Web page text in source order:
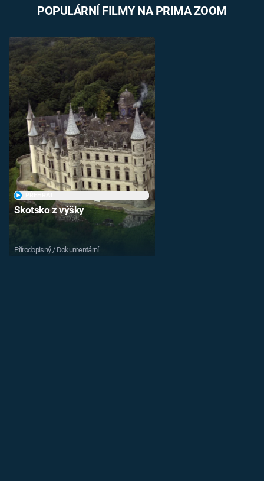
POPULÁRNÍ FILMY NA PRIMA ZOOM
Skotsko z výšky
Přírodopisný / Dokumentární